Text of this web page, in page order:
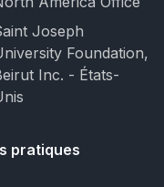
Joseph
Foundation,
Inc. - États-
pratiques